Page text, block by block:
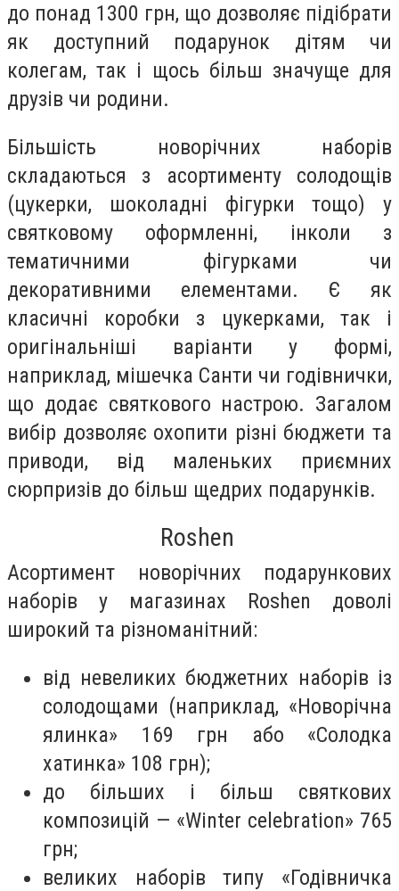
до понад 1300 грн, що дозволяє підібрати
як доступний подарунок дітям чи
колегам, так і щось більш значуще для
друзів чи родини.
Більшість новорічних наборів
складаються з асортименту солодощів
(цукерки, шоколадні фігурки тощо) у
святковому оформленні, інколи з
тематичними фігурками чи
декоративними елементами. Є як
класичні коробки з цукерками, так і
оригінальніші варіанти у формі,
наприклад, мішечка Санти чи годівнички,
що додає святкового настрою. Загалом
вибір дозволяє охопити різні бюджети та
приводи, від маленьких приємних
сюрпризів до більш щедрих подарунків.
Roshen
Асортимент новорічних подарункових
наборів у магазинах Roshen доволі
широкий та різноманітний:
від невеликих бюджетних наборів із
солодощами (наприклад, «Новорічна
ялинка» 169 грн або «Солодка
хатинка» 108 грн);
до більших і більш святкових
композицій — «Winter celebration» 765
грн;
великих наборів типу «Годівничка